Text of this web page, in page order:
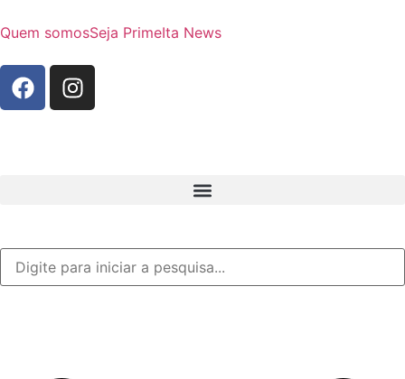
Quem somosSeja PrimeIta News